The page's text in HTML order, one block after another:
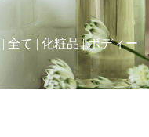
| 全て | 化粧品 |ボディー